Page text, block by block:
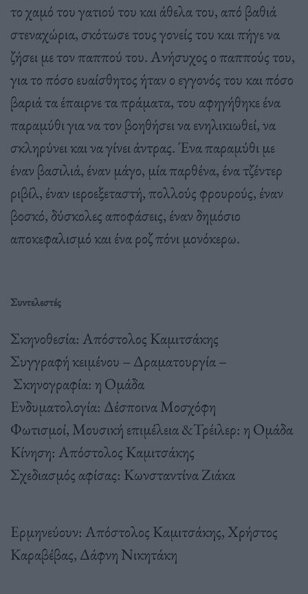
το χαμό του γατιού του και άθελα του, από βαθιά
στεναχώρια, σκότωσε τους γονείς του και πήγε να
ζήσει με τον παππού του. Ανήσυχος ο παππούς του,
για το πόσο ευαίσθητος ήταν ο εγγονός του και πόσο
βαριά τα έπαιρνε τα πράματα, του αφηγήθηκε ένα
παραμύθι για να τον βοηθήσει να ενηλικιωθεί, να
σκληρύνει και να γίνει άντρας. Ένα παραμύθι με
έναν βασιλιά, έναν μάγο, μία παρθένα, ένα τζέντερ
ριβίλ, έναν ιεροεξεταστή, πολλούς φρουρούς, έναν
βοσκό, δύσκολες αποφάσεις, έναν δημόσιο
αποκεφαλισμό και ένα ροζ πόνι μονόκερω.
Συντελεστές
Σκηνοθεσία: Απόστολος Καμιτσάκης
Συγγραφή κειμένου – Δραματουργία –
Σκηνογραφία: η Ομάδα
Ενδυματολογία: Δέσποινα Μοσχόφη
Φωτισμοί, Μουσική επιμέλεια &Τρέιλερ: η Ομάδα
Κίνηση: Απόστολος Καμιτσάκης
Σχεδιασμός αφίσας: Κωνσταντίνα Ζιάκα
Ερμηνεύουν: Απόστολος Καμιτσάκης, Χρήστος
Καραβέβας, Δάφνη Νικητάκη